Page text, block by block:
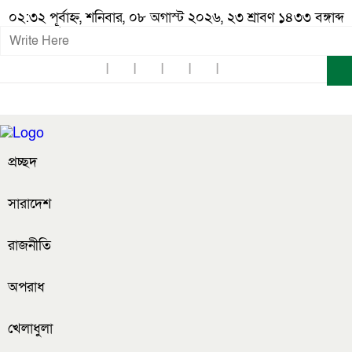
০২:৩২ পূর্বাহ্ন, শনিবার, ০৮ অগাস্ট ২০২৬, ২৩ শ্রাবণ ১৪৩৩ বঙ্গাব্দ
প্রচ্ছদ
সারাদেশ
রাজনীতি
অপরাধ
খেলাধুলা